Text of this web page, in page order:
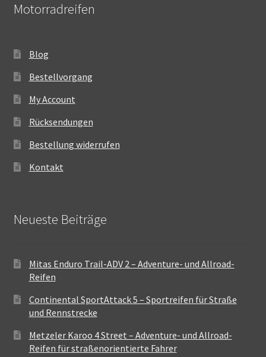
Motorradreifen
Blog
Bestellvorgang
My Account
Rücksendungen
Bestellung widerrufen
Kontakt
Neueste Beiträge
Mitas Enduro Trail-ADV 2 – Adventure- und Allroad-
Reifen
Continental SportAttack 5 – Sportreifen für Straße
und Rennstrecke
Metzeler Karoo 4 Street – Adventure- und Allroad-
Reifen für straßenorientierte Fahrer